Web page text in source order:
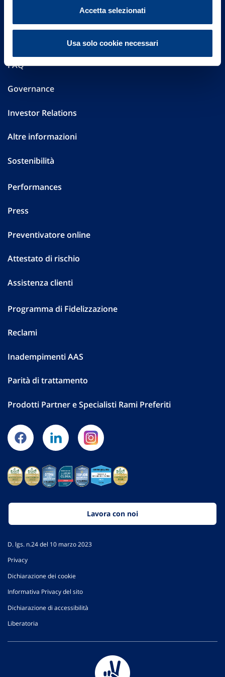
Accetta selezionati
Usa solo cookie necessari
Via Ignazio Gardella, 2
20149 Milano
Part. IVA 01329510158
FAQ
Governance
Investor Relations
Altre informazioni
Sostenibilità
Performances
Press
Preventivatore online
Attestato di rischio
Assistenza clienti
Programma di Fidelizzazione
Reclami
Inadempimenti AAS
Parità di trattamento
Prodotti Partner e Specialisti Rami Preferiti
Lavora con noi
D. lgs. n.24 del 10 marzo 2023
Privacy
Dichiarazione dei cookie
Informativa Privacy del sito
Dichiarazione di accessibilità
Liberatoria